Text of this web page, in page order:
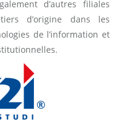
d’autres filiales
d’origine dans les
de l’information et